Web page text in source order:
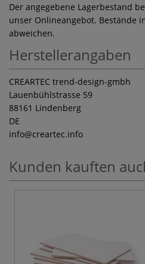
Der angegebene Lagerbestand
unser Onlineangebot. Bestände
abweichen.
Herstellerangaben
CREARTEC trend-design-gmbh
Lauenbühlstrasse 59
88161 Lindenberg
DE
info@creartec.info
Kunden kauften